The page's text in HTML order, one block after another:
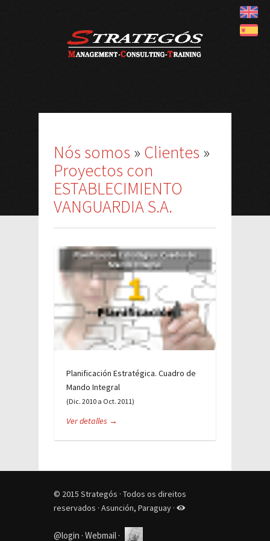
Nós somos » Clientes »
Proyectos con
ESTABLECIMIENTO
VANGUARDIA S.A.
Planificación Estratégica. Cuadro de
Mando Integral
(Dic. 2010 a Oct. 2011)
Ver detalles →
© 2015 Strategós · Todos os direitos
reservados · Asunción, Paraguay ·
@login · Webmail ·